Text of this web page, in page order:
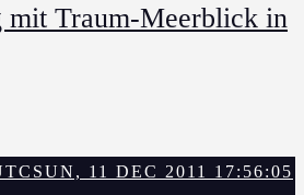
mit Traum-Meerblick in
11 DEC 2011 17:56:05